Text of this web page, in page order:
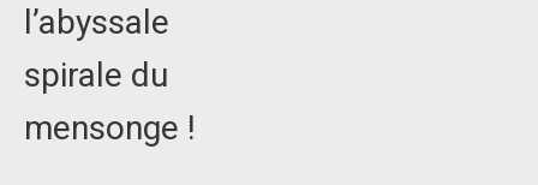
l’abyssale
spirale du
mensonge !